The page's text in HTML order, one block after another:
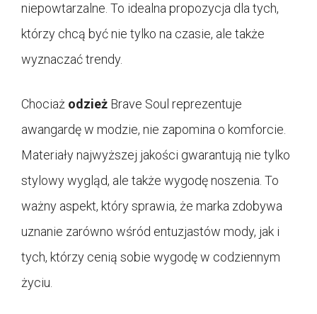
niepowtarzalne. To idealna propozycja dla tych,
którzy chcą być nie tylko na czasie, ale także
wyznaczać trendy.
Chociaż odzież Brave Soul reprezentuje
awangardę w modzie, nie zapomina o komforcie.
Materiały najwyższej jakości gwarantują nie tylko
stylowy wygląd, ale także wygodę noszenia. To
ważny aspekt, który sprawia, że marka zdobywa
uznanie zarówno wśród entuzjastów mody, jak i
tych, którzy cenią sobie wygodę w codziennym
życiu.